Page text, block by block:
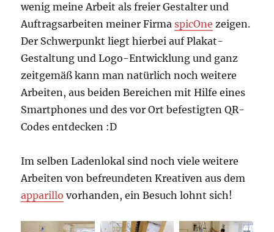
wenig meine Arbeit als freier Gestalter und
Auftragsarbeiten meiner FirmaspicOne zeigen.
Der Schwerpunkt liegt hierbei auf Plakat-
Gestaltung und Logo-Entwicklung und ganz
zeitgemäß kann man natürlich noch weitere
Arbeiten, aus beiden Bereichen mit Hilfe eines
Smartphones und des vor Ort befestigten QR-
Codes entdecken :D
Im selben Ladenlokal sind noch viele weitere
Arbeiten von befreundeten Kreativen aus dem
apparillo vorhanden, ein Besuch lohnt sich!